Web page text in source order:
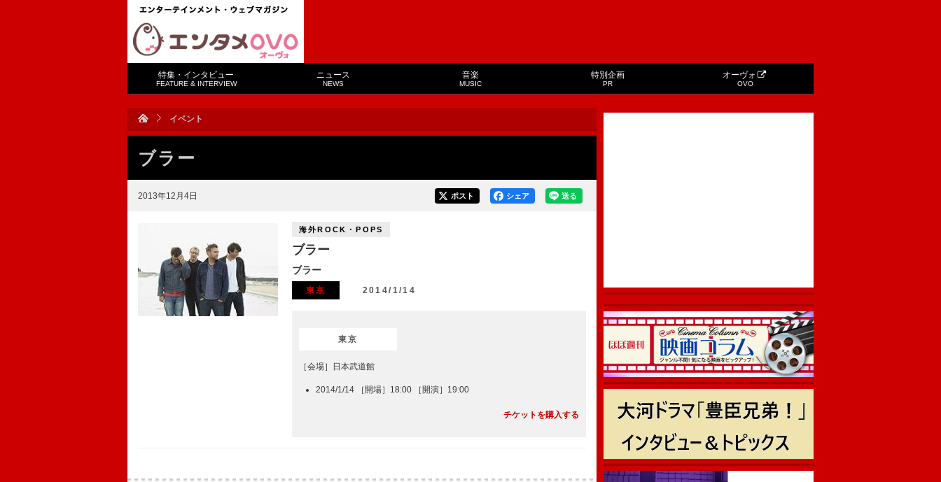
特集・インタビュー
FEATURE & INTERVIEW
ニュース
NEWS
音楽
MUSIC
特別企画
PR
オーヴォ
OVO
イベント
ブラー
2013年12月4日 送る
シェア
ポスト
海外ROCK・POPS
ブラー
ブラー
東京 2014/1/14
東京
［会場］日本武道館
2014/1/14 ［開場］18:00 ［開演］19:00
チケットを購入する